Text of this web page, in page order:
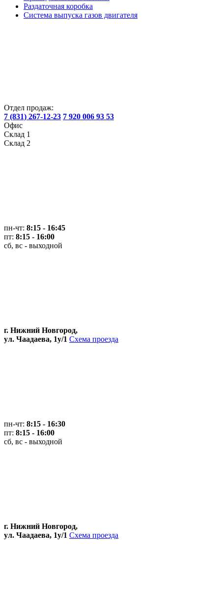
Раздаточная коробка
Система выпуска газов двигателя
Отдел продаж:
7 (831) 267-12-23 7 920 006 93 53
Офис
Склад 1
Склад 2
пн-чт: 8:15 - 16:45
пт: 8:15 - 16:00
сб, вс - выходной
г. Нижний Новгород,
ул. Чаадаева, 1у/1 Схема проезда
пн-чт: 8:15 - 16:30
пт: 8:15 - 16:00
сб, вс - выходной
г. Нижний Новгород,
ул. Чаадаева, 1у/1 Схема проезда